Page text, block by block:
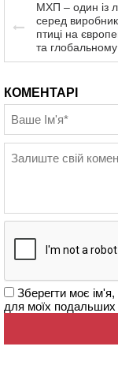
МХП – один із
серед
птиці на
та
КОМЕНТАРІ
Зберегти моє
для моїх подальших